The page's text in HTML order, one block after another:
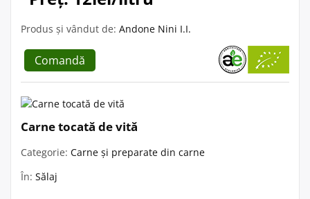
Produs și vândut de: Andone Nini I.I.
Comandă
Carne tocată de vită
Categorie: Carne și preparate din carne
În: Sălaj